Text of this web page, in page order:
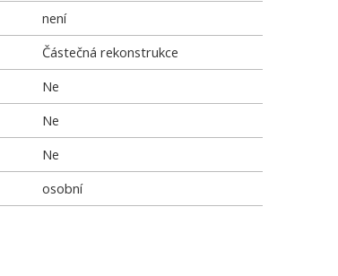
není
Částečná rekonstrukce
Ne
Ne
Ne
osobní